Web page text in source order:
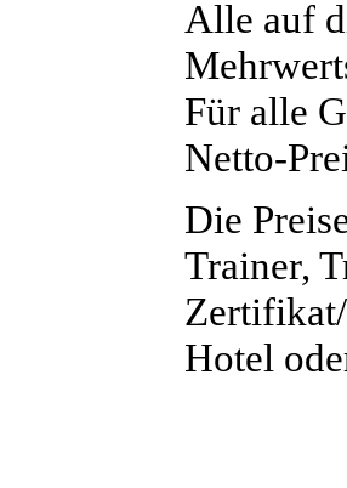
Alle auf
Für alle
Netto-
Die
Trainer,
Hotel